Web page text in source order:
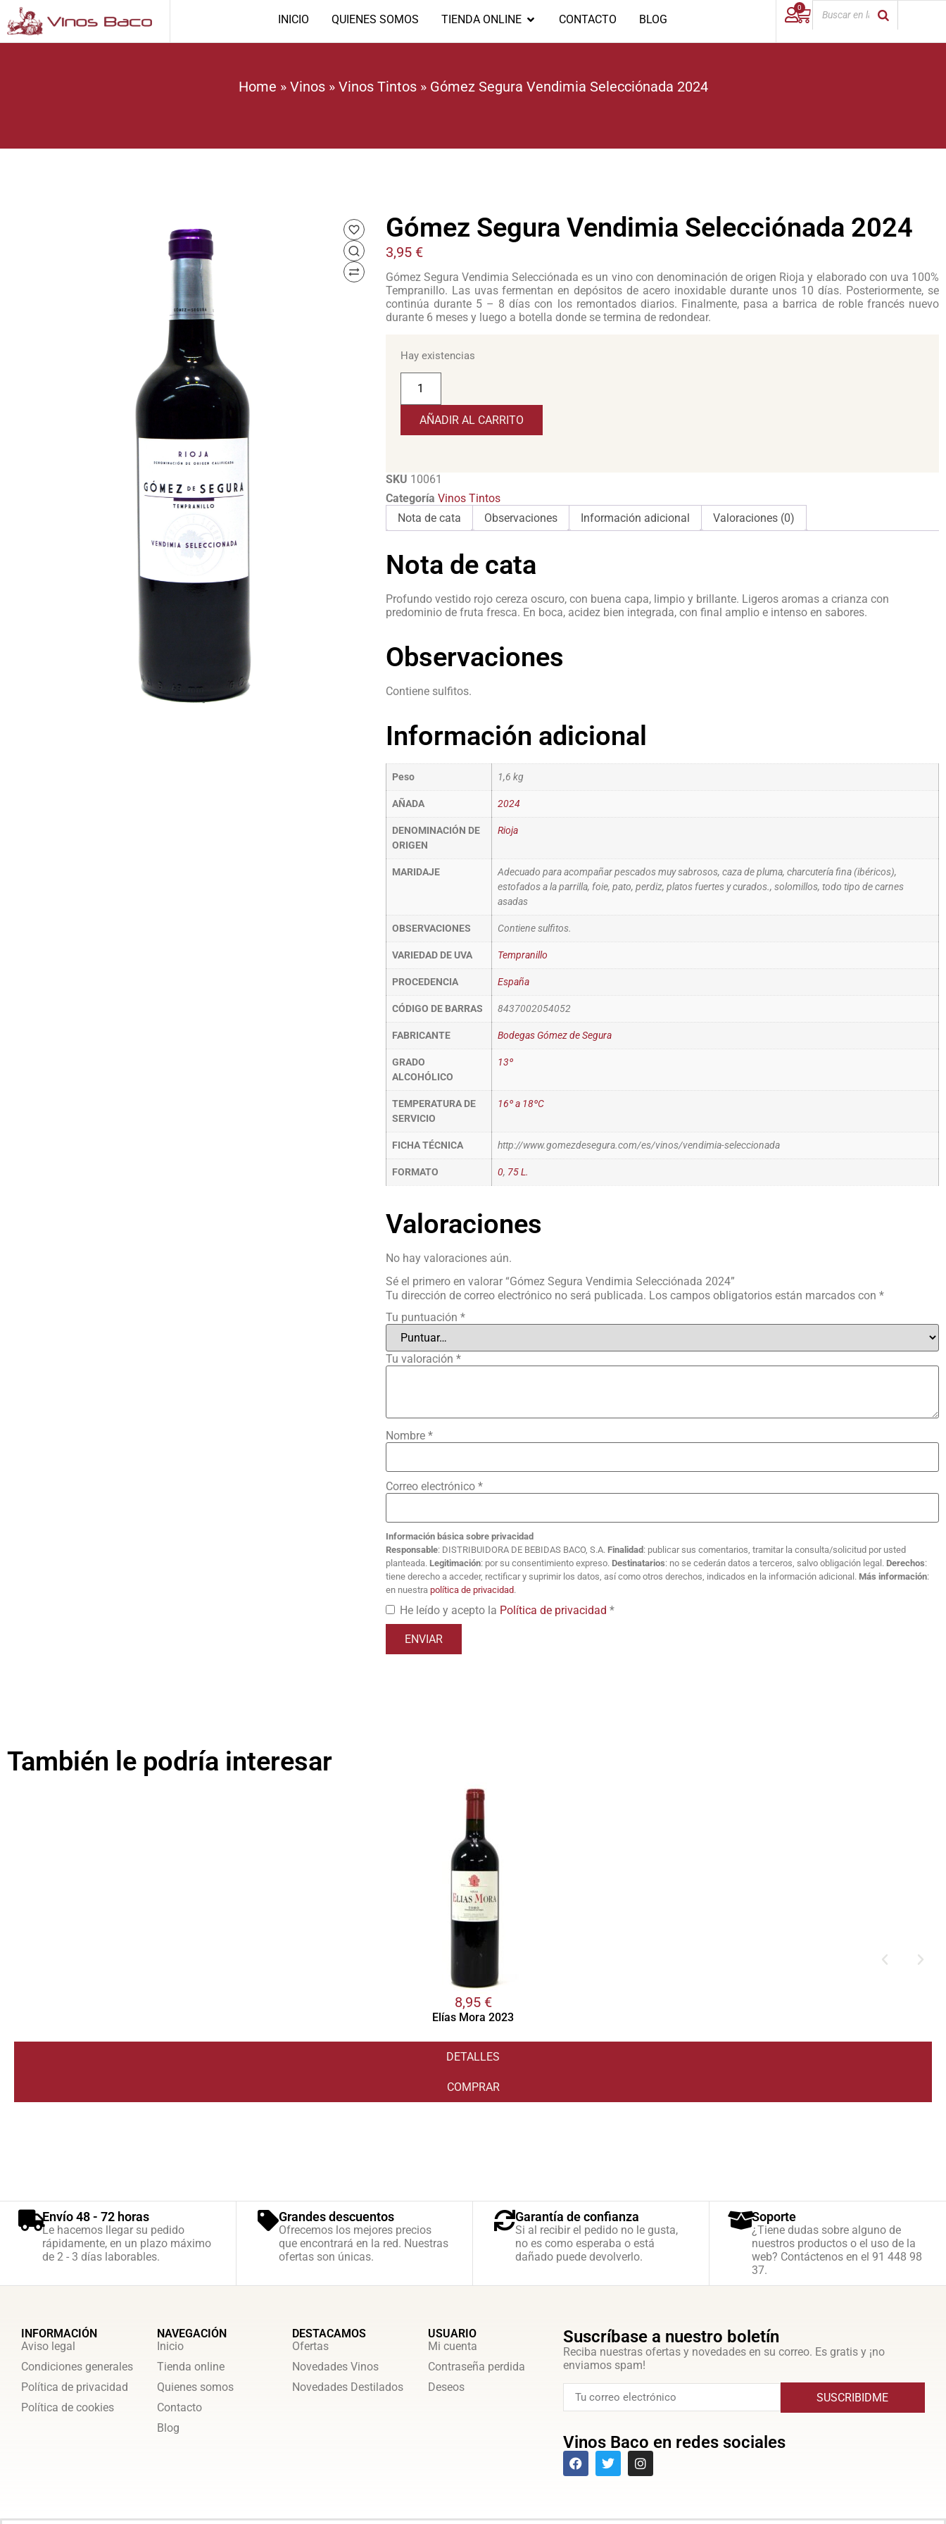
INICIO QUIENES SOMOS TIENDA ONLINE CONTACTO BLOG
0
Home » Vinos» Vinos Tintos» Gómez Segura Vendimia Selecciónada 2024
Gómez Segura Vendimia Selecciónada 2024
3,95 €
Gómez Segura Vendimia Selecciónada es un vino con denominación de origen Rioja y elaborado con uva 100%
Tempranillo. Las uvas fermentan en depósitos de acero inoxidable durante unos 10 días. Posteriormente, se
continúa durante 5 – 8 días con los remontados diarios. Finalmente, pasa a barrica de roble francés nuevo
durante 6 meses y luego a botella donde se termina de redondear.
Hay existencias
AÑADIR AL CARRITO
SKU 10061
Categoría Vinos Tintos
Nota de cata
Observaciones Información adicional Valoraciones (0)
Nota de cata
Profundo vestido rojo cereza oscuro, con buena capa, limpio y brillante. Ligeros aromas a crianza con
predominio de fruta fresca. En boca, acidez bien integrada, con final amplio e intenso en sabores.
Observaciones
Contiene sulfitos.
Información adicional
Peso 1,6 kg
AÑADA 2024
DENOMINACIÓN DE
ORIGEN
Rioja
MARIDAJE
Adecuado para acompañar pescados muy sabrosos, caza de pluma, charcutería fina (ibéricos),
estofados a la parrilla, foie, pato, perdiz, platos fuertes y curados., solomillos, todo tipo de carnes
asadas
OBSERVACIONES Contiene sulfitos.
VARIEDAD DE UVA Tempranillo
PROCEDENCIA España
CÓDIGO DE BARRAS 8437002054052
FABRICANTE Bodegas Gómez de Segura
GRADO
ALCOHÓLICO
13º
TEMPERATURA DE
SERVICIO
16º a 18ºC
FICHA TÉCNICA http://www.gomezdesegura.com/es/vinos/vendimia-seleccionada
FORMATO 0, 75 L.
Valoraciones
No hay valoraciones aún.
Sé el primero en valorar “Gómez Segura Vendimia Selecciónada 2024”
Tu dirección de correo electrónico no será publicada. Los campos obligatorios están marcados con *
Tu puntuación *
Tu valoración *
Nombre *
Correo electrónico *
Información básica sobre privacidad
Responsable: DISTRIBUIDORA DE BEBIDAS BACO, S.A. Finalidad : publicar sus comentarios, tramitar la consulta/solicitud por usted
planteada. Legitimación: por su consentimiento expreso. Destinatarios: no se cederán datos a terceros, salvo obligación legal. Derechos:
tiene derecho a acceder, rectificar y suprimir los datos, así como otros derechos, indicados en la información adicional. Más información:
en nuestra política de privacidad.
He leído y acepto la Política de privacidad *
También le podría interesar
8,95 €
Elías Mora 2023
DETALLES
COMPRAR
Envío 48 - 72 horas
Le hacemos llegar su pedido
rápidamente, en un plazo máximo
de 2 - 3 días laborables.
Grandes descuentos
Ofrecemos los mejores precios
que encontrará en la red. Nuestras
ofertas son únicas.
Garantía de confianza
Si al recibir el pedido no le gusta,
no es como esperaba o está
dañado puede devolverlo.
Soporte
¿Tiene dudas sobre alguno de
nuestros productos o el uso de la
web? Contáctenos en el 91 448 98
37.
INFORMACIÓN
Aviso legal
Condiciones generales
Política de privacidad
Política de cookies
NAVEGACIÓN
Inicio
Tienda online
Quienes somos
Contacto
Blog
DESTACAMOS
Ofertas
Novedades Vinos
Novedades Destilados
USUARIO
Mi cuenta
Contraseña perdida
Deseos
Suscríbase a nuestro boletín
Reciba nuestras ofertas y novedades en su correo. Es gratis y ¡no
enviamos spam!
SUSCRIBIDME
Vinos Baco en redes sociales